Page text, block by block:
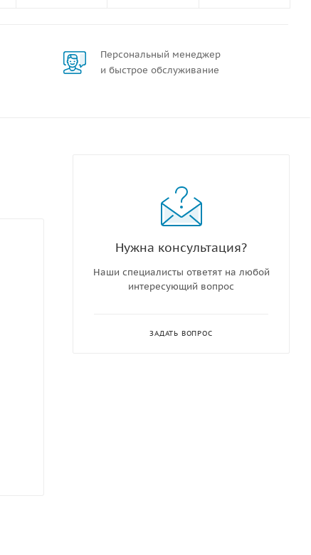
Персональный менеджер
и быстрое обслуживание
Нужна консультация?
Наши специалисты ответят на любой
интересующий вопрос
ЗАДАТЬ ВОПРОС